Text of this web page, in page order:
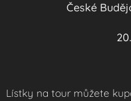
České
Lístky na tour můžete